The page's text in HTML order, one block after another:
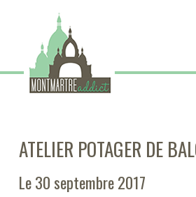
ATELIER POTAGER DE
Le 30 septembre 2017